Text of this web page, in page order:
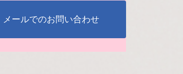
メールでのお問い合わせ